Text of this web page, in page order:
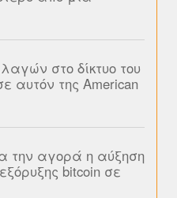
στο δίκτυο του
αυτόν της American
την αγορά η αύξηση
bitcoin σε